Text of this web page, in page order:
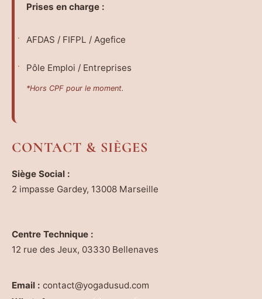
Prises en charge :
AFDAS / FIFPL / Agefice
Pôle Emploi / Entreprises
*Hors CPF pour le moment.
CONTACT & SIÈGES
Siège Social :
2 impasse Gardey, 13008 Marseille
Centre Technique :
12 rue des Jeux, 03330 Bellenaves
Email : contact@yogadusud.com